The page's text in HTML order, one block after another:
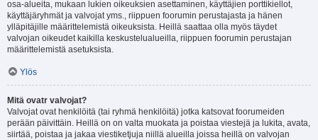
osa-alueita, mukaan lukien oikeuksien asettaminen, käyttäjien porttikiellot,
käyttäjäryhmät ja valvojat yms., riippuen foorumin perustajasta ja hänen
ylläpitäjille määrittelemistä oikeuksista. Heillä saattaa olla myös täydet
valvojan oikeudet kaikilla keskustelualueilla, riippuen foorumin perustajan
määrittelemistä asetuksista.
Ylös
Mitä ovatr valvojat?
Valvojat ovat henkilöitä (tai ryhmä henkilöitä) jotka katsovat foorumeiden
perään päivittäin. Heillä on on valta muokata ja poistaa viestejä ja lukita, avata,
siirtää, poistaa ja jakaa viestiketjuja niillä alueilla joissa heillä on valvojan